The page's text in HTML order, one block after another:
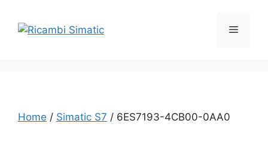
contenuto
Menu
Home / Simatic S7 / 6ES7193-4CB00-0AA0